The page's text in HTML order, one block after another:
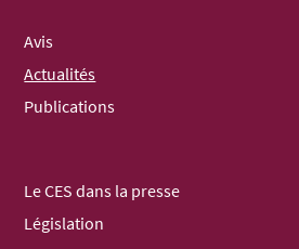
NAVIGATION
Avis
Actualités
Publications
Le CES dans la presse
Législation